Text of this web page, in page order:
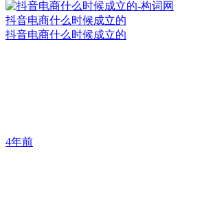
抖音电商什么时候成立的
抖音电商什么时候成立的
4年前